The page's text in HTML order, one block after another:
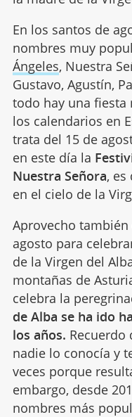
En los santos de
nombres muy
Ángeles, Nuestra
Gustavo, Agustín,
todo hay una fiesta
los calendarios en
trata del 15 de
en este día la
Nuestra Señora, es
en el cielo de la
Aprovecho también
agosto para
de la Virgen del
montañas de
celebra la
de Alba se ha ido
los años. Recuerdo
nadie lo conocía y
veces porque
embargo, desde
nombres más